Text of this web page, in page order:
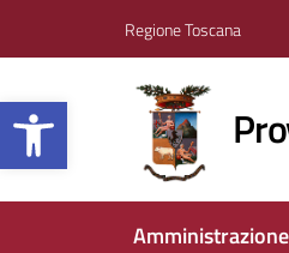
Apri la barra
Regione Toscana
Amministrazione